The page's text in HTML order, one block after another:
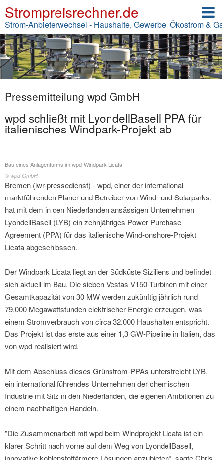
Strompreisrechner.de
Strom-Anbieterwechsel - Haushalte, Gewerbe, Ökostrom &
Pressemitteilung wpd GmbH
wpd schließt mit LyondellBasell PPA für
italienisches Windpark-Projekt ab
Bau eines Anlagenturms im wpd-Windpark Licata
© wpd GmbH
Bremen (iwr-pressedienst) - wpd, einer der international
marktführenden Planer und Betreiber von Wind- und Solarparks,
hat mit dem in den Niederlanden ansässigen Unternehmen
LyondellBasell (LYB) ein zehnjähriges Power Purchase
Agreement (PPA) für das italienische Wind-onshore-Projekt
Licata abgeschlossen.
Der Windpark Licata liegt an der Südküste Siziliens und befindet
sich aktuell im Bau. Die sieben Vestas V150-Turbinen mit einer
Gesamtkapazität von 30 MW werden zukünftig jährlich rund
79.000 Megawattstunden elektrischer Energie erzeugen, was
einem Stromverbrauch von circa 32.000 Haushalten entspricht.
Das Projekt ist das erste aus einer 1,3 GW-Pipeline in Italien, das
von wpd realisiert wird.
Mit dem Abschluss dieses Grünstrom-PPAs unterstreicht LYB,
ein international führendes Unternehmen der chemischen
Industrie mit Sitz in den Niederlanden, die eigenen Ambitionen zu
einem nachhaltigen Handeln.
"Die Zusammenarbeit mit wpd beim Windprojekt Licata ist ein
klarer Schritt nach vorne auf dem Weg von LyondellBasell,
innovative kohlenstoffärmere Lösungen anzubieten“, sagte Chris